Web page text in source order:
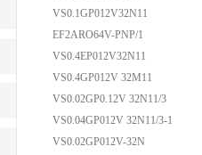
VS0.1GP012V32N11
EF2ARO64V-PNP/1
VS0.4EP012V32N11
VS0.4GP012V 32M11
VS0.02GP0.12V 32N11/3
VS0.04GP012V 32N11/3-1
VS0.02GP012V-32N